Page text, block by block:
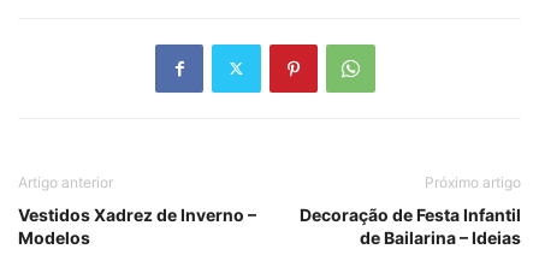
Artigo anterior
Vestidos Xadrez de Inverno –
Modelos
Próximo artigo
Decoração de Festa Infantil
de Bailarina – Ideias